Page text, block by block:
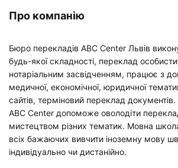
Про компанію
Бюро перекладів ABC Center Львів
будь-якої складності, переклад
нотаріальним засвідченням, працює з
медичної, економічної, юридичної
сайтів, терміновий переклад
ABC Center допоможе оволодіти
мистецтвом різних тематик. Мовна
всіх бажаючих вивчити іноземну мову
індивідуально чи дистанійно.